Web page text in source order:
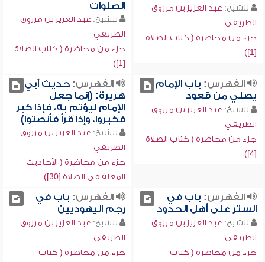
للشيخ: عبد العزيز بن مرزوق
الطريفي
جزء من محاضرة ( كتاب الصلاة
[1])
الصلوات
للشيخ: عبد العزيز بن مرزوق
الطريفي
جزء من محاضرة ( كتاب الصلاة
[1])
الفهرس: باب الإمام
يصلي من قعود
للشيخ: عبد العزيز بن مرزوق
الطريفي
جزء من محاضرة ( كتاب الصلاة
[4])
الفهرس:حديث أبي
هريرة: (إنما جعل
الإمام ليؤتم به، فإذا كبر
فكبروا، وإذا قرأ فأنصتوا)
للشيخ: عبد العزيز بن مرزوق
الطريفي
جزء من محاضرة ( الأحاديث
المعلة في الصلاة [30])
الفهرس: باب في
الستر على أهل الحدود
للشيخ: عبد العزيز بن مرزوق
الطريفي
جزء من محاضرة ( كتاب
الفهرس: باب في
رجم اليهوديين
للشيخ: عبد العزيز بن مرزوق
الطريفي
جزء من محاضرة ( كتاب